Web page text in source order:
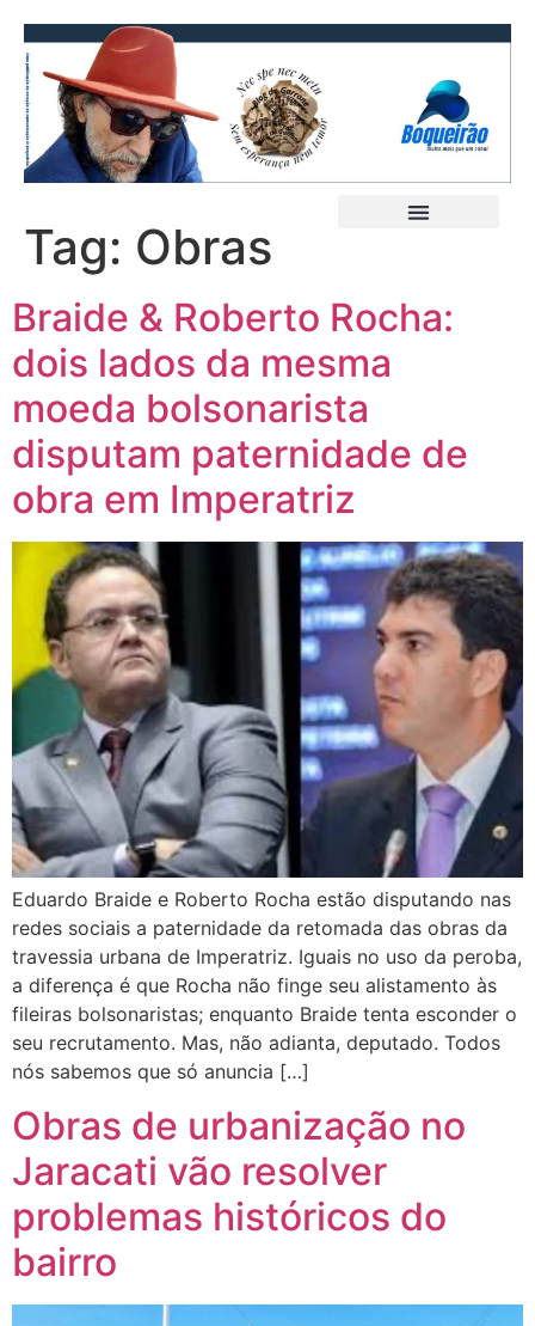
Tag: Obras
Braide & Roberto Rocha:
dois lados da mesma
moeda bolsonarista
disputam paternidade de
obra em Imperatriz
Eduardo Braide e Roberto Rocha estão disputando nas
redes sociais a paternidade da retomada das obras da
travessia urbana de Imperatriz. Iguais no uso da peroba,
a diferença é que Rocha não finge seu alistamento às
fileiras bolsonaristas; enquanto Braide tenta esconder o
seu recrutamento. Mas, não adianta, deputado. Todos
nós sabemos que só anuncia […]
Obras de urbanização no
Jaracati vão resolver
problemas históricos do
bairro